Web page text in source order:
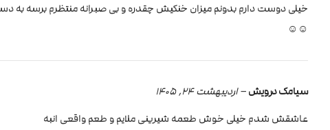
خیلی دوست دارم بدونم میزان خنکیش چقدره و بی صبرانه منتظرم برسه به
☺️☺️
سیامک درویش– اردیبهشت 24, 1405
عاشقش شدم خیلی خوش طعمه شیرینی ملایم و طعم واقعی انبه